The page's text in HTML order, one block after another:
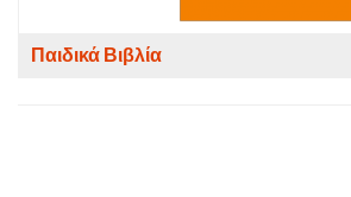
Παιδικά Βιβλία